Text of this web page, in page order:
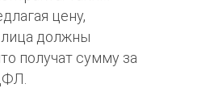
цену,
должны
получат сумму за